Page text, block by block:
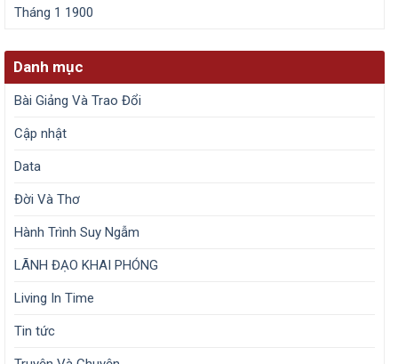
Tháng 1 1900
Danh mục
Bài Giảng Và Trao Đổi
Cập nhật
Data
Đời Và Thơ
Hành Trình Suy Ngẫm
LÃNH ĐẠO KHAI PHÓNG
Living In Time
Tin tức